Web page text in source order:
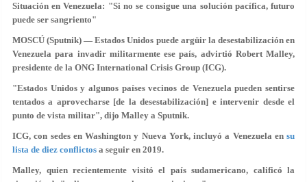
Situación en Venezuela: "Si no se consigue una solución pacífica, futuro
puede ser sangriento"
MOSCÚ (Sputnik) — Estados Unidos puede argüir la desestabilización en
Venezuela para invadir militarmente ese país, advirtió Robert Malley,
presidente de la ONG International Crisis Group (ICG).
"Estados Unidos y algunos países vecinos de Venezuela pueden sentirse
tentados a aprovecharse [de la desestabilización] e intervenir desde el
punto de vista militar", dijo Malley a Sputnik.
ICG, con sedes en Washington y Nueva York, incluyó a Venezuela en su
lista de diez conflictos a seguir en 2019.
Malley, quien recientemente visitó el país sudamericano, calificó la